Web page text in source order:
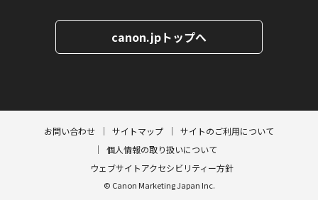
canon.jpトップへ
お問い合わせ サイトマップ
サイトのご利用について
個人情報の取り扱いについて
ウェブサイトアクセシビリティー方針
© Canon Marketing Japan Inc.